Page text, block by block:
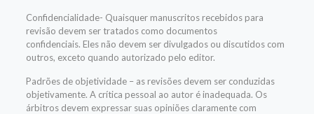
Confidencialidade- Quaisquer manuscritos recebidos para
revisão devem ser tratados como documentos
confidenciais. Eles não devem ser divulgados ou discutidos com
outros, exceto quando autorizado pelo editor.
Padrões de objetividade – as revisões devem ser conduzidas
objetivamente. A crítica pessoal ao autor é inadequada. Os
árbitros devem expressar suas opiniões claramente com